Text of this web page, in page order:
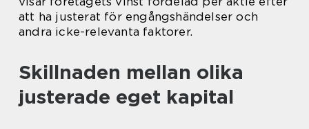
att ha justerat för engångshändelser och
andra icke-relevanta faktorer.
Skillnaden mellan olika
justerade eget kapital